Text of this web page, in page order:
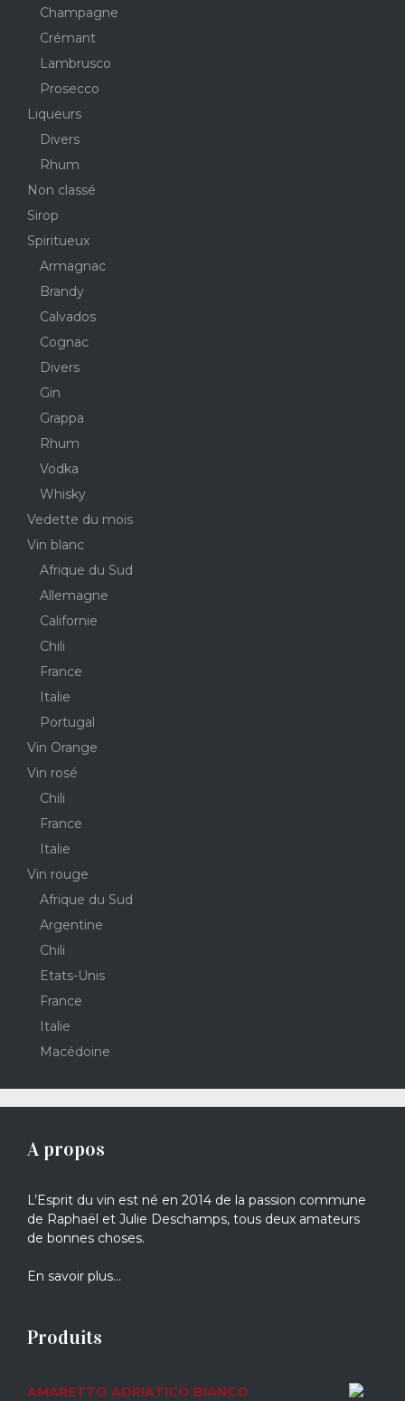
Champagne
Crémant
Lambrusco
Prosecco
Liqueurs
Divers
Rhum
Non classé
Sirop
Spiritueux
Armagnac
Brandy
Calvados
Cognac
Divers
Gin
Grappa
Rhum
Vodka
Whisky
Vedette du mois
Vin blanc
Afrique du Sud
Allemagne
Californie
Chili
France
Italie
Portugal
Vin Orange
Vin rosé
Chili
France
Italie
Vin rouge
Afrique du Sud
Argentine
Chili
Etats-Unis
France
Italie
Macédoine
A propos
L’Esprit du vin est né en 2014 de la passion commune
de Raphaël et Julie Deschamps, tous deux amateurs
de bonnes choses.
En savoir plus…
Produits
AMARETTO ADRIATICO BIANCO